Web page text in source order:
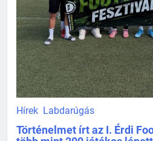
Hírek Labdarúgás
Történelmet írt az I. Érdi